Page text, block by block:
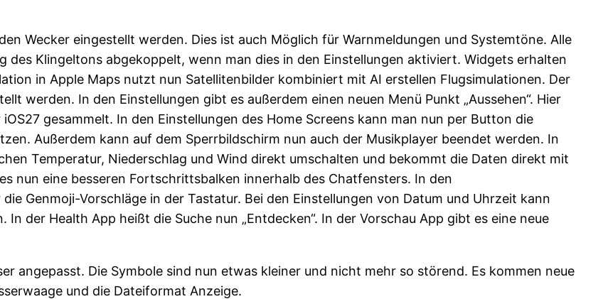
Wecker eingestellt werden. Dies ist auch Möglich für Warnmeldungen und Systemtöne. Alle
des Klingeltons abgekoppelt, wenn man dies in den Einstellungen aktiviert. Widgets erhalten
in Apple Maps nutzt nun Satellitenbilder kombiniert mit AI erstellen Flugsimulationen. Der
werden. In den Einstellungen gibt es außerdem einen neuen Menü Punkt „Aussehen“. Hier
gesammelt. In den Einstellungen des Home Screens kann man nun per Button die
Außerdem kann auf dem Sperrbildschirm nun auch der Musikplayer beendet werden. In
Temperatur, Niederschlag und Wind direkt umschalten und bekommt die Daten direkt mit
nun eine besseren Fortschrittsbalken innerhalb des Chatfensters. In den
Genmoji-Vorschläge in der Tastatur. Bei den Einstellungen von Datum und Uhrzeit kann
der Health App heißt die Suche nun „Entdecken“. In der Vorschau App gibt es eine neue
angepasst. Die Symbole sind nun etwas kleiner und nicht mehr so störend. Es kommen neue
und die Dateiformat Anzeige.